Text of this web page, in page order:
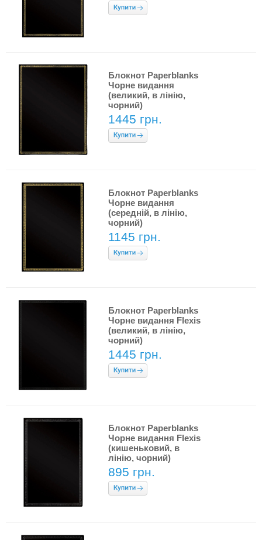
Блокнот Paperblanks
Чорне видання
(великий, в лінію,
чорний)
1445 грн.
Блокнот Paperblanks
Чорне видання
(середній, в лінію,
чорний)
1145 грн.
Блокнот Paperblanks
Чорне видання Flexis
(великий, в лінію,
чорний)
1445 грн.
Блокнот Paperblanks
Чорне видання Flexis
(кишеньковий, в
лінію, чорний)
895 грн.